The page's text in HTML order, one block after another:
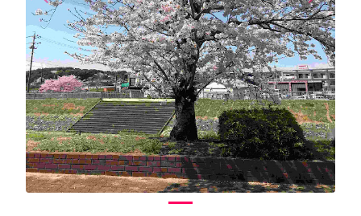
Previous Next